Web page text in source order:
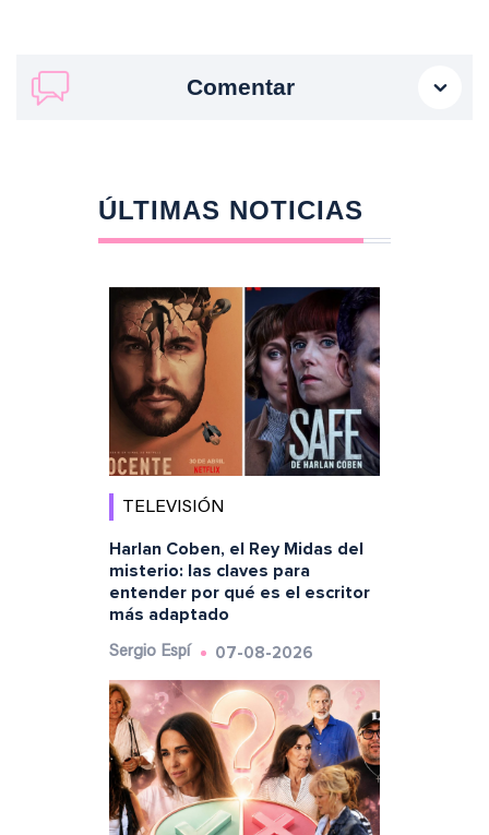
Comentar
ÚLTIMAS NOTICIAS
TELEVISIÓN
Harlan Coben, el Rey Midas del
misterio: las claves para
entender por qué es el escritor
más adaptado
Sergio Espí 07-08-2026